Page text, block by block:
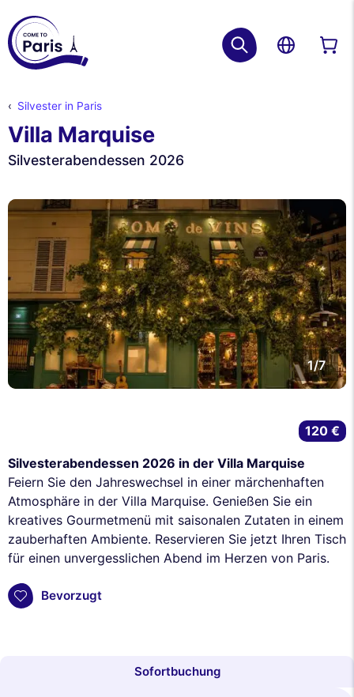
Silvester in Paris
Villa Marquise
Silvesterabendessen 2026
1/7
Silvesterabendessen 2026 in der Villa Marquise
Feiern Sie den Jahreswechsel in einer märchenhaften
Atmosphäre in der Villa Marquise. Genießen Sie ein
kreatives Gourmetmenü mit saisonalen Zutaten in einem
zauberhaften Ambiente. Reservieren Sie jetzt Ihren Tisch
für einen unvergesslichen Abend im Herzen von Paris.
Bevorzugt
120 €
Sofortbuchung